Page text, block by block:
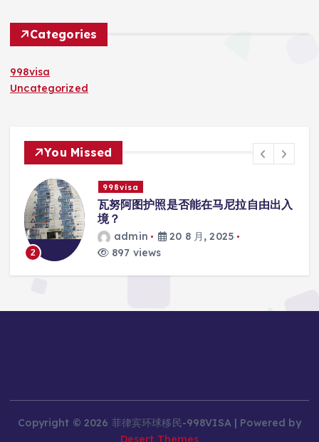
Categories
998visa
Uncategorized
You Missed
3
998visa
瓦努阿图护照是否能在马尼拉使用国际
学校的注册？
admin
20 8 月, 2025
813 views
Copyright © 2026 菲律宾环球移民-998VISA | Powered by
Desert Themes